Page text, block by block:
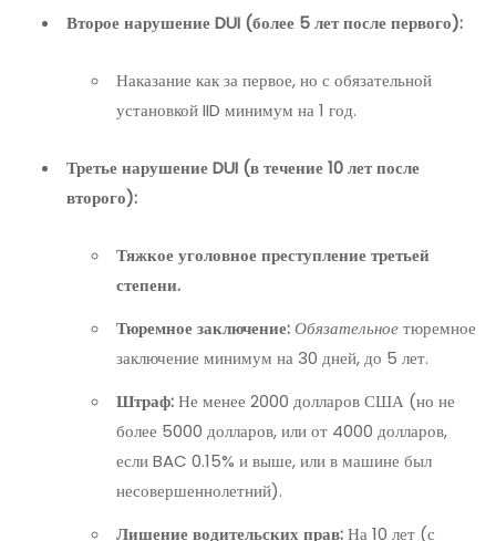
Второе нарушение DUI (более 5 лет после первого):
Наказание как за первое, но с обязательной
установкой IID минимум на 1 год.
Третье нарушение DUI (в течение 10 лет после
второго):
Тяжкое уголовное преступление третьей
степени.
Тюремное заключение:Обязательноетюремное
заключение минимум на 30 дней, до 5 лет.
Штраф:Не менее 2000 долларов США (но не
более 5000 долларов, или от 4000 долларов,
если BAC 0.15% и выше, или в машине был
несовершеннолетний).
Лишение водительских прав:На 10 лет (с